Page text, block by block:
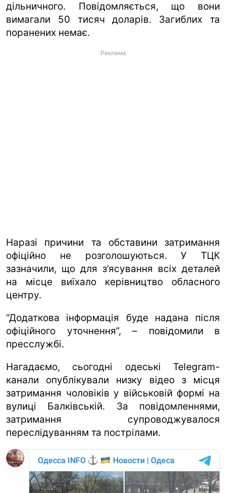
дільничного. Повідомляється, що вони
вимагали 50 тисяч доларів. Загиблих та
поранених немає.
Реклама
Наразі причини та обставини затримання
офіційно не розголошуються. У ТЦК
зазначили, що для з’ясування всіх деталей
на місце виїхало керівництво обласного
центру.
“Додаткова інформація буде надана після
офіційного уточнення”, – повідомили в
пресслужбі.
Нагадаємо, сьогодні одеські Telegram-
канали опублікували низку відео з місця
затримання чоловіків у військовій формі на
вулиці Балківській. За повідомленнями,
затримання супроводжувалося
переслідуванням та пострілами.